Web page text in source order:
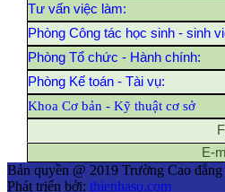
Tư vấn việc làm:
Phòng Công tác học sinh - sinh
Phòng Tổ chức - Hành chính:
Phòng Kế toán - Tài vụ:
Khoa Cơ bản - Kỹ thuật cơ sở
E-
Bản quyền @ 2019 Trường Cao
Phát triển bởi: thienhaso.com